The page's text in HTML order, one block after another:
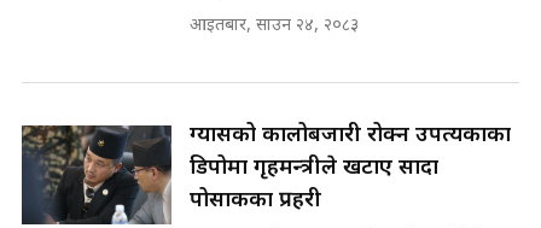
नोट मन्त्रीलाई घुस | SIDHAKURA |
SIDHAKURA INVESTIGATION |
आइतबार, साउन २४, २०८३
ग्यासको कालोबजारी रोक्न उपत्यकाका
डिपोमा गृहमन्त्रीले खटाए सादा
पोसाकका प्रहरी